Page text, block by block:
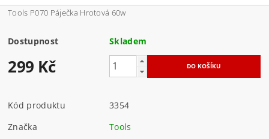
Tools P070 Páječka Hrotová 60w
Dostupnost Skladem
299 Kč
Kód produktu
3354
Značka
Tools